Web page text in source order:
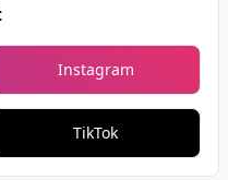
Instagram
TikTok